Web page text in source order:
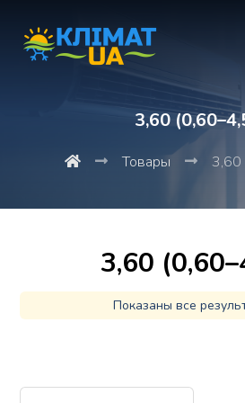
3,60
Товары 3,60
3,60
Показаны все